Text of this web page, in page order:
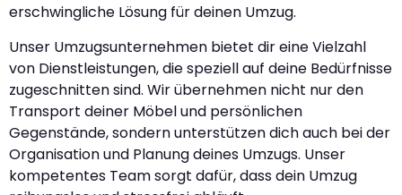
erschwingliche Lösung für deinen Umzug.
Unser Umzugsunternehmen bietet dir eine Vielzahl
von Dienstleistungen, die speziell auf deine Bedürfnisse
zugeschnitten sind. Wir übernehmen nicht nur den
Transport deiner Möbel und persönlichen
Gegenstände, sondern unterstützen dich auch bei der
Organisation und Planung deines Umzugs. Unser
kompetentes Team sorgt dafür, dass dein Umzug